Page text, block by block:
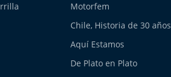
Motorfem
Chile, Historia de 30 años
Aquí Estamos
De Plato en Plato